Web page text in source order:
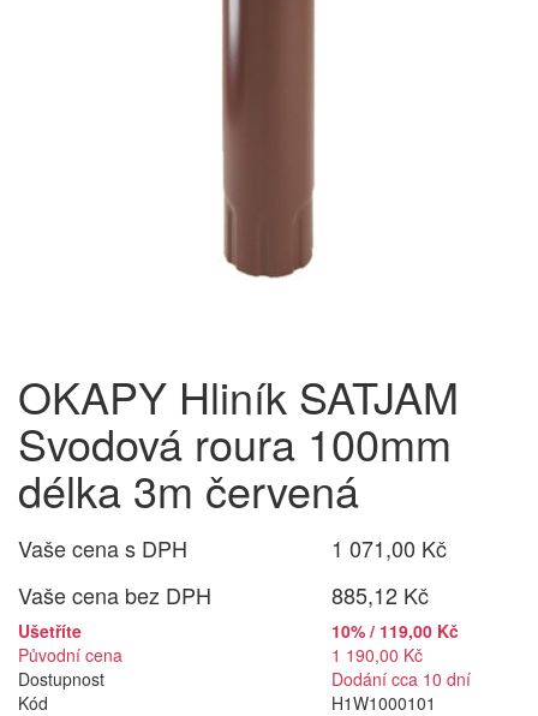
OKAPY Hliník SATJAM
Svodová roura 100mm
délka 3m červená
Vaše cena s DPH
1 071,00 Kč
Vaše cena bez DPH
885,12 Kč
Ušetříte
10% / 119,00 Kč
Původní cena
1 190,00 Kč
Dostupnost
Dodání cca 10 dní
Kód
H1W1000101